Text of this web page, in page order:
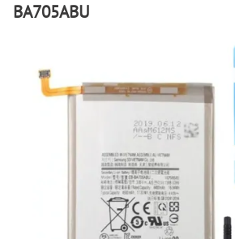
BA705ABU